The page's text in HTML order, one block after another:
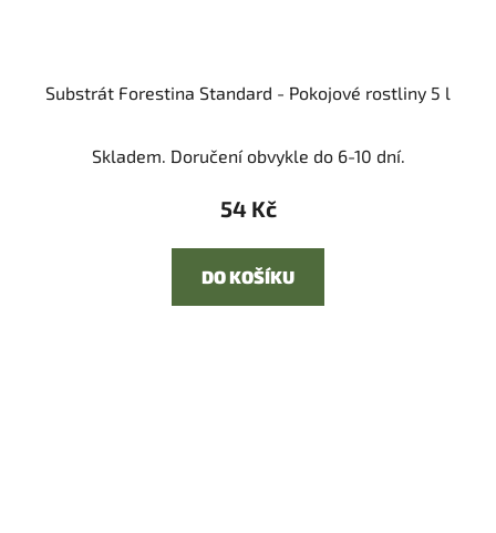
Substrát Forestina Standard - Pokojové rostliny 5 l
Skladem. Doručení obvykle do 6-10 dní.
54 Kč
DO KOŠÍKU